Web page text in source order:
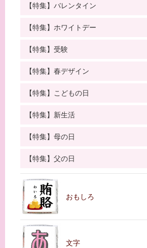
【特集】バレンタイン
【特集】ホワイトデー
【特集】受験
【特集】春デザイン
【特集】こどもの日
【特集】新生活
【特集】母の日
【特集】父の日
おもしろ
文字